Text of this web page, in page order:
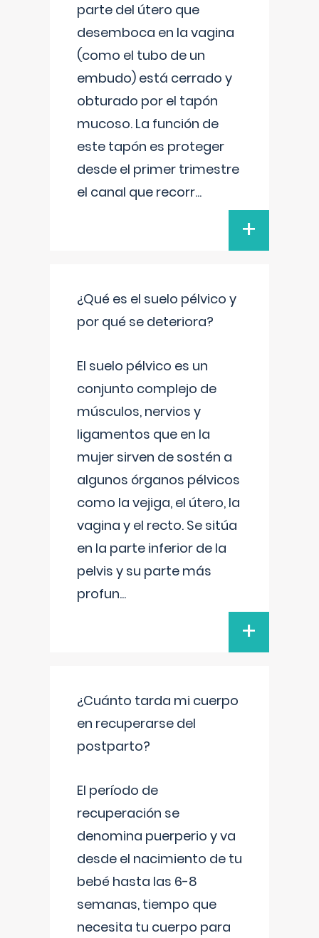
parte del útero que
desemboca en la vagina
(como el tubo de un
embudo) está cerrado y
obturado por el tapón
mucoso. La función de
este tapón es proteger
desde el primer trimestre
el canal que recorr...
+
¿Qué es el suelo pélvico y
por qué se deteriora?
El suelo pélvico es un
conjunto complejo de
músculos, nervios y
ligamentos que en la
mujer sirven de sostén a
algunos órganos pélvicos
como la vejiga, el útero, la
vagina y el recto. Se sitúa
en la parte inferior de la
pelvis y su parte más
profun...
+
¿Cuánto tarda mi cuerpo
en recuperarse del
postparto?
El período de
recuperación se
denomina puerperio y va
desde el nacimiento de tu
bebé hasta las 6-8
semanas, tiempo que
necesita tu cuerpo para